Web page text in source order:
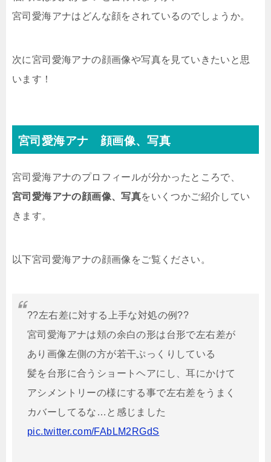
宮司愛海アナはどんな顔をされているのでしょうか。
次に宮司愛海アナの顔画像や写真を見ていきたいと思
います！
宮司愛海アナ 顔画像、写真
宮司愛海アナのプロフィールが分かったところで、
宮司愛海アナの顔画像、写真をいくつかご紹介してい
きます。
以下宮司愛海アナの顔画像をご覧ください。
??左右差に対する上手な対処の例??
宮司愛海アナは頬の余白の形は台形で左右差が
あり画像左側の方が若干ぷっくりしている
髪を台形に合うショートヘアにし、耳にかけて
アシメントリーの様にする事で左右差をうまく
カバーしてるな…と感じました
pic.twitter.com/FAbLM2RGdS